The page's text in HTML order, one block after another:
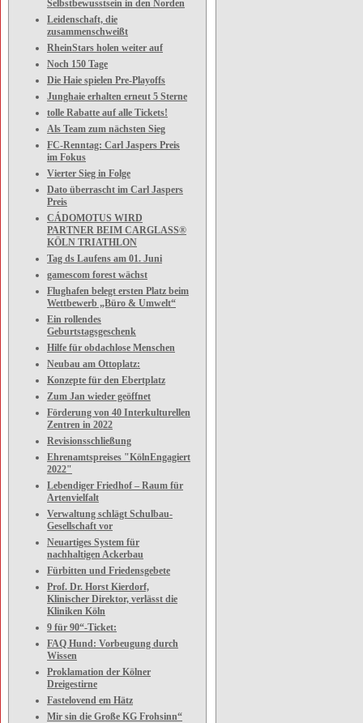
Selbstbewusstsein in den Norden
Leidenschaft, die
zusammenschweißt
RheinStars holen weiter auf
Noch 150 Tage
Die Haie spielen Pre-Playoffs
Junghaie erhalten erneut 5 Sterne
tolle Rabatte auf alle Tickets!
Als Team zum nächsten Sieg
FC-Renntag: Carl Jaspers Preis
im Fokus
Vierter Sieg in Folge
Dato überrascht im Carl Jaspers
Preis
CÁDOMOTUS WIRD
PARTNER BEIM CARGLASS®
KÖLN TRIATHLON
Tag ds Laufens am 01. Juni
gamescom forest wächst
Flughafen belegt ersten Platz beim
Wettbewerb „Büro & Umwelt“
Ein rollendes
Geburtstagsgeschenk
Hilfe für obdachlose Menschen
Neubau am Ottoplatz:
Konzepte für den Ebertplatz
Zum Jan wieder geöffnet
Förderung von 40 Interkulturellen
Zentren in 2022
Revisionsschließung
Ehrenamtspreises "KölnEngagiert
2022"
Lebendiger Friedhof – Raum für
Artenvielfalt
Verwaltung schlägt Schulbau-
Gesellschaft vor
Neuartiges System für
nachhaltigen Ackerbau
Fürbitten und Friedensgebete
Prof. Dr. Horst Kierdorf,
Klinischer Direktor, verlässt die
Kliniken Köln
9 für 90“-Ticket:
FAQ Hund: Vorbeugung durch
Wissen
Proklamation der Kölner
Dreigestirne
Fastelovend em Hätz
Mir sin die Große KG Frohsinn“